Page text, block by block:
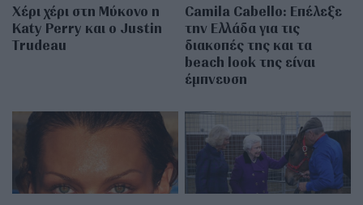
Χέρι χέρι στη Μύκονο η
Katy Perry και ο Justin
Trudeau
Camila Cabello: Επέλεξε
την Ελλάδα για τις
διακοπές της και τα
beach look της είναι
έμπνευση